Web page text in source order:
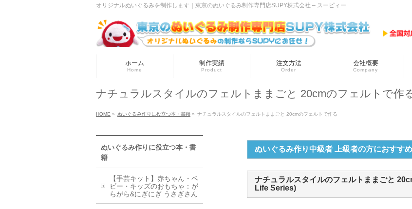
オリジナルぬいぐるみを制作します｜東京のぬいぐるみ制作専門店SUPY株式会社 – スーピィー
ホーム
Home
制作実績
Product
注文方法
Order
会社概要
Company
ナチュラルスタイルのフェルトままごと 20cmのフェルトで作
HOME » ぬいぐるみ作りに役立つ本・書籍 » ナチュラルスタイルのフェルトままごと 20cmのフェルトで作る
ぬいぐるみ作り中級者 上級者の方におすす
ナチュラルスタイルのフェルトままごと
Life Series)
ぬいぐるみ作りに役立つ本・書
籍
【手芸キット】赤ちゃん・ベ
ビー・キッズのおもちゃ：が
らがら&にぎにぎ うさぎさん